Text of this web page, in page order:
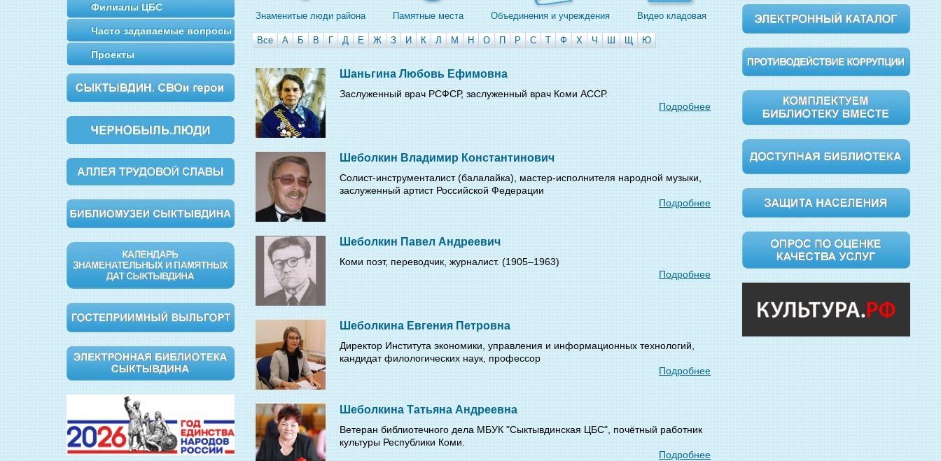
Филиалы ЦБС
Часто задаваемые вопросы
Проекты
Знаменитые люди района Памятные места Объединения и учреждения Видео кладовая
Все А Б В Г Д Е Ж З И К Л М Н О П Р С Т Ф Х Ч Ш Щ Ю
Шаньгина Любовь Ефимовна
Заслуженный врач РСФСР, заслуженный врач Коми АССР.
Подробнее
Шеболкин Владимир Константинович
Солист-инструменталист (балалайка), мастер-исполнителя народной музыки,
заслуженный артист Российской Федерации
Подробнее
Шеболкин Павел Андреевич
Коми поэт, переводчик, журналист. (1905–1963)
Подробнее
Шеболкина Евгения Петровна
Директор Института экономики, управления и информационных технологий,
кандидат филологических наук, профессор
Подробнее
Шеболкина Татьяна Андреевна
Ветеран библиотечного дела МБУК "Сыктывдинская ЦБС", почётный работник
культуры Республики Коми.
Подробнее